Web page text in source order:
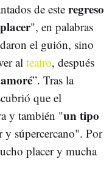
de este regreso
", en palabras
el guión, sino
al teatro, después
”. Tras la
que el
y también "un tipo
y súpercercano". Por
placer y mucha